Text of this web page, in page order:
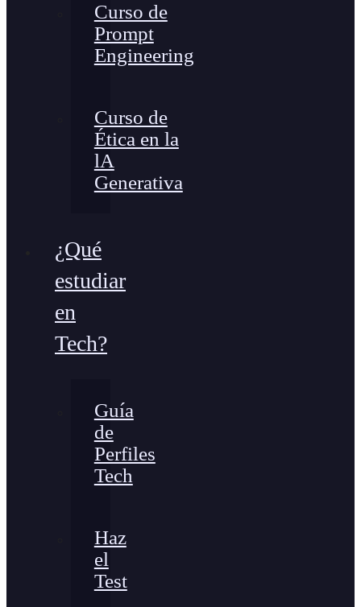
Curso de
Prompt
Engineering
Curso de
Ética en la
lA
Generativa
¿Qué
estudiar
en
Tech?
Guía
de
Perfiles
Tech
Haz
el
Test